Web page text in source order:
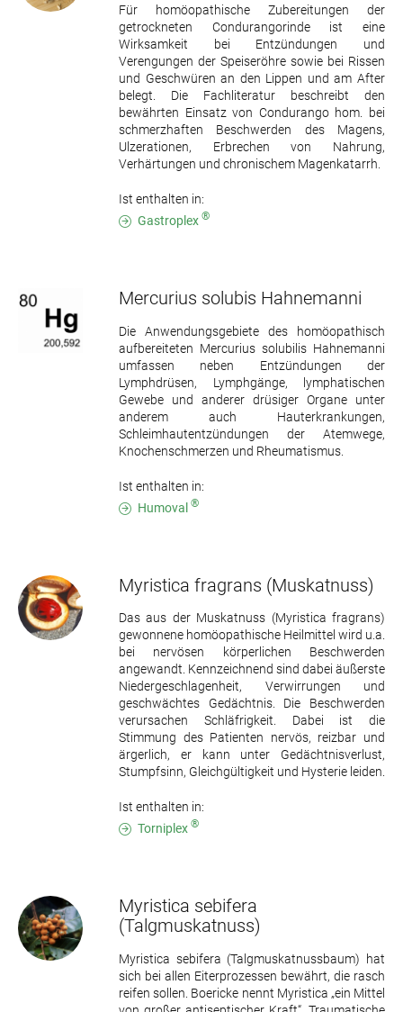
Für homöopathische Zubereitungen der
getrockneten Condurangorinde ist eine
Wirksamkeit bei Entzündungen und
Verengungen der Speiseröhre sowie bei Rissen
und Geschwüren an den Lippen und am After
belegt. Die Fachliteratur beschreibt den
bewährten Einsatz von Condurango hom. bei
schmerzhaften Beschwerden des Magens,
Ulzerationen, Erbrechen von Nahrung,
Verhärtungen und chronischem Magenkatarrh.
Ist enthalten in:
Gastroplex ®
Mercurius solubis Hahnemanni
Die Anwendungsgebiete des homöopathisch
aufbereiteten Mercurius solubilis Hahnemanni
umfassen neben Entzündungen der
Lymphdrüsen, Lymphgänge, lymphatischen
Gewebe und anderer drüsiger Organe unter
anderem auch Hauterkrankungen,
Schleimhautentzündungen der Atemwege,
Knochenschmerzen und Rheumatismus.
Ist enthalten in:
Humoval ®
Myristica fragrans (Muskatnuss)
Das aus der Muskatnuss (Myristica fragrans)
gewonnene homöopathische Heilmittel wird u.a.
bei nervösen körperlichen Beschwerden
angewandt. Kennzeichnend sind dabei äußerste
Niedergeschlagenheit, Verwirrungen und
geschwächtes Gedächtnis. Die Beschwerden
verursachen Schläfrigkeit. Dabei ist die
Stimmung des Patienten nervös, reizbar und
ärgerlich, er kann unter Gedächtnisverlust,
Stumpfsinn, Gleichgültigkeit und Hysterie leiden.
Ist enthalten in:
Torniplex ®
Myristica sebifera
(Talgmuskatnuss)
Myristica sebifera (Talgmuskatnussbaum) hat
sich bei allen Eiterprozessen bewährt, die rasch
reifen sollen. Boericke nennt Myristica „ein Mittel